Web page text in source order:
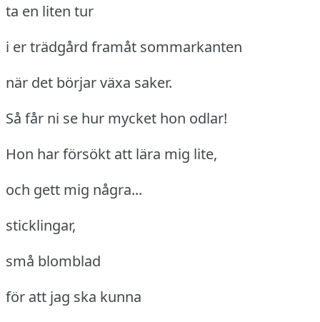
ta en liten tur
i er trädgård framåt sommarkanten
när det börjar växa saker.
Så får ni se hur mycket hon odlar!
Hon har försökt att lära mig lite,
och gett mig några...
sticklingar,
små blomblad
för att jag ska kunna